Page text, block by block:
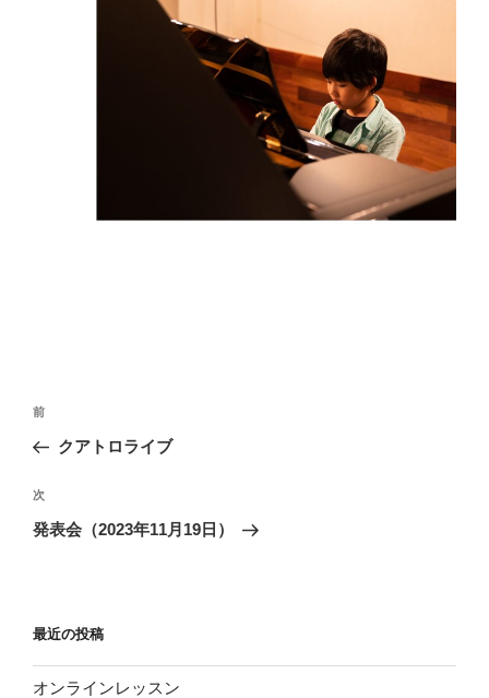
投
ナ
ビ
ゲ
ン
過
去
投
稿
前
クアトロライブ
次
の
次
発表会（2023年11月19日）
最近の投稿
オンラインレッスン